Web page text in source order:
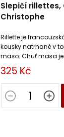
Slepičí rillettes,
Christophe
325 Kč
Rillette je
kousky natrhané v
maso. Chuť masa
výpekem ze
pepřem.